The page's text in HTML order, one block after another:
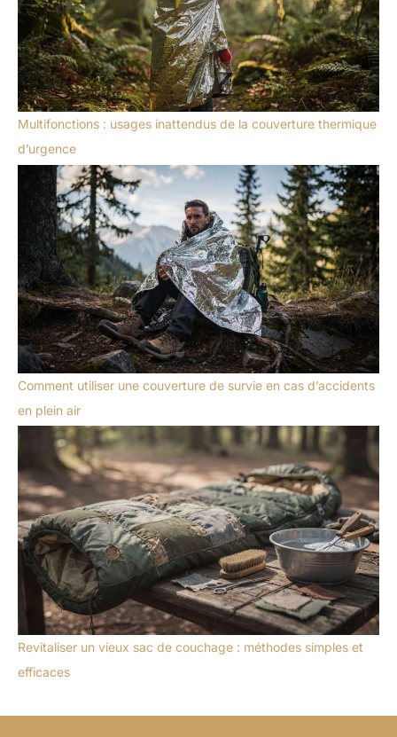
Multifonctions : usages inattendus de la couverture thermique
d’urgence
Comment utiliser une couverture de survie en cas d’accidents
en plein air
Revitaliser un vieux sac de couchage : méthodes simples et
efficaces